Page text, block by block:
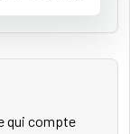
qui compte